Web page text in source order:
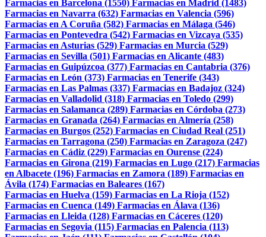
Farmacias en Barcelona (1550) Farmacias en Madrid (1483)
Farmacias en Navarra (632) Farmacias en Valencia (596)
Farmacias en A Coruña (582) Farmacias en Málaga (546)
Farmacias en Pontevedra (542) Farmacias en Vizcaya (535)
Farmacias en Asturias (529) Farmacias en Murcia (529)
Farmacias en Sevilla (501) Farmacias en Alicante (483)
Farmacias en Guipúzcoa (377) Farmacias en Cantabria (376)
Farmacias en León (373) Farmacias en Tenerife (343)
Farmacias en Las Palmas (337) Farmacias en Badajoz (324)
Farmacias en Valladolid (318) Farmacias en Toledo (299)
Farmacias en Salamanca (289) Farmacias en Córdoba (273)
Farmacias en Granada (264) Farmacias en Almería (258)
Farmacias en Burgos (252) Farmacias en Ciudad Real (251)
Farmacias en Tarragona (250) Farmacias en Zaragoza (247)
Farmacias en Cádiz (229) Farmacias en Ourense (224)
Farmacias en Girona (219) Farmacias en Lugo (217) Farmacias
en Albacete (196) Farmacias en Zamora (189) Farmacias en
Ávila (174) Farmacias en Baleares (167)
Farmacias en Huelva (159) Farmacias en La Rioja (152)
Farmacias en Cuenca (149) Farmacias en Álava (136)
Farmacias en Lleida (128) Farmacias en Cáceres (120)
Farmacias en Segovia (115) Farmacias en Palencia (113)